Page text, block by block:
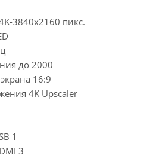
3840x2160 пикс.
до 2000
16:9
4K Upscaler
1
3